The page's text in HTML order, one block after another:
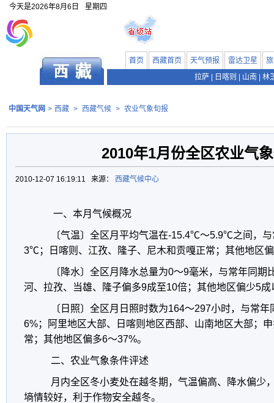
今天是2026年8月6日 星期四
首页 西藏首页 天气预报 雷达卫星
拉萨
日喀则 山南 林
中国天气网 > 西藏 > 西藏气候 > 农业气象旬报
2010年1月份全区农业气
2010-12-07 16:19:11 来源： 西藏气候中心
一、本月气候概况
〔气温〕全区月平均气温在-15.4℃～5.9℃之间，与
3℃；日喀则、江孜、隆子、尼木和贡嘎正常；其他地区
〔降水〕全区月降水总量为0～9毫米，与常年同期
河、拉孜、当雄、隆子偏多9成至10倍；其他地区偏少5成
〔日照〕全区月日照时数为164～297小时，与常年
6%；阿里地区大部、日喀则地区西部、山南地区大部；
常；其他地区偏多6～37%。
二、农业气象条件评述
月内全区冬小麦处在越冬期，气温偏高、降水偏少
墒情较好，利于作物安全越冬。